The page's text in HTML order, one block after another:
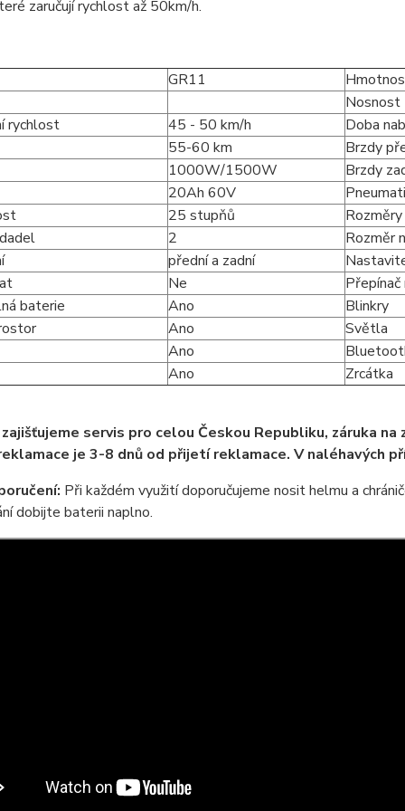
zaručují rychlost až 50km/h.
GR11
Nosnost
rychlost
45 - 50 km/h
Doba
55-60 km
Brzdy
1000W/1500W
Brzdy
20Ah 60V
25 stupňů
2
Rozměr
přední a zadní
Ne
baterie
Ano
Blinkry
Ano
Světla
Ano
Ano
Zrcátka
servis pro celou Českou Republiku, záruka
je 3-8 dnů od přijetí reklamace. V naléhavých
Při každém využití doporučujeme nosit helmu a
dobijte baterii naplno.